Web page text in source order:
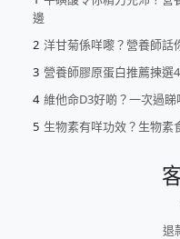
邊
洋甘菊係咩嚟？營養師話
營養師膠原蛋白推薦揀選
維他命D3好啲？一次過
生物素有咩功效？生物素
退